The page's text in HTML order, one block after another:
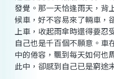
發覺。那一天恰逢雨天，背
候車，好不容易來了輛車，
上車，收起雨傘時還得要忍
自己也是千百個不願意。車
中的倦容，飄到每天如何也
此中，卻感到自己已是窮途